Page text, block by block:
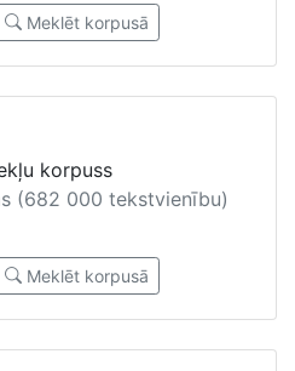
Meklēt korpusā
korpuss
(682 000 tekstvienību)
Meklēt korpusā